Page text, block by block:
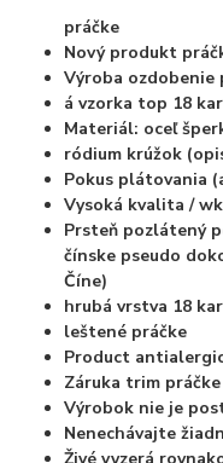
práčke
Nový produkt
Výroba ozdobenie
á vzorka top 18
Materiál: oceľ
ródium krúžok
Pokus plátovania
Vysoká kvalita /
Prsteň pozlátený
čínske pseudo
Číne)
hrubá vrstva 18
leštené práčke
Product
Záruka trim práčke
Výrobok nie je
Nenechávajte